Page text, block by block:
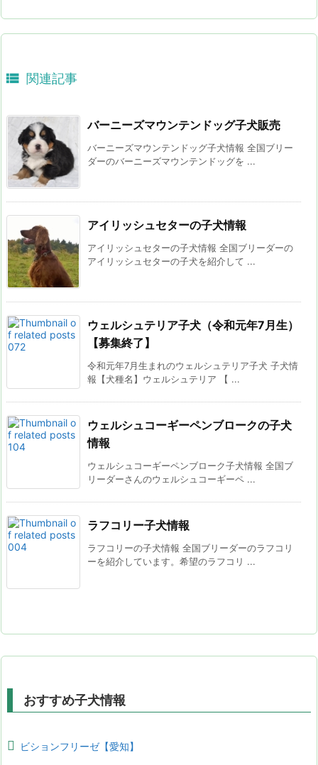
 関連記事
バーニーズマウンテンドッグ子犬販売
バーニーズマウンテンドッグ子犬情報 全国ブリー
ダーのバーニーズマウンテンドッグを ...
アイリッシュセターの子犬情報
アイリッシュセターの子犬情報 全国ブリーダーの
アイリッシュセターの子犬を紹介して ...
ウェルシュテリア子犬（令和元年7月生）
【募集終了】
令和元年7月生まれのウェルシュテリア子犬 子犬情
報【犬種名】ウェルシュテリア 【 ...
ウェルシュコーギーペンブロークの子犬
情報
ウェルシュコーギーペンブローク子犬情報 全国ブ
リーダーさんのウェルシュコーギーペ ...
ラフコリー子犬情報
ラフコリーの子犬情報 全国ブリーダーのラフコリ
ーを紹介しています。希望のラフコリ ...
おすすめ子犬情報
ビションフリーゼ【愛知】